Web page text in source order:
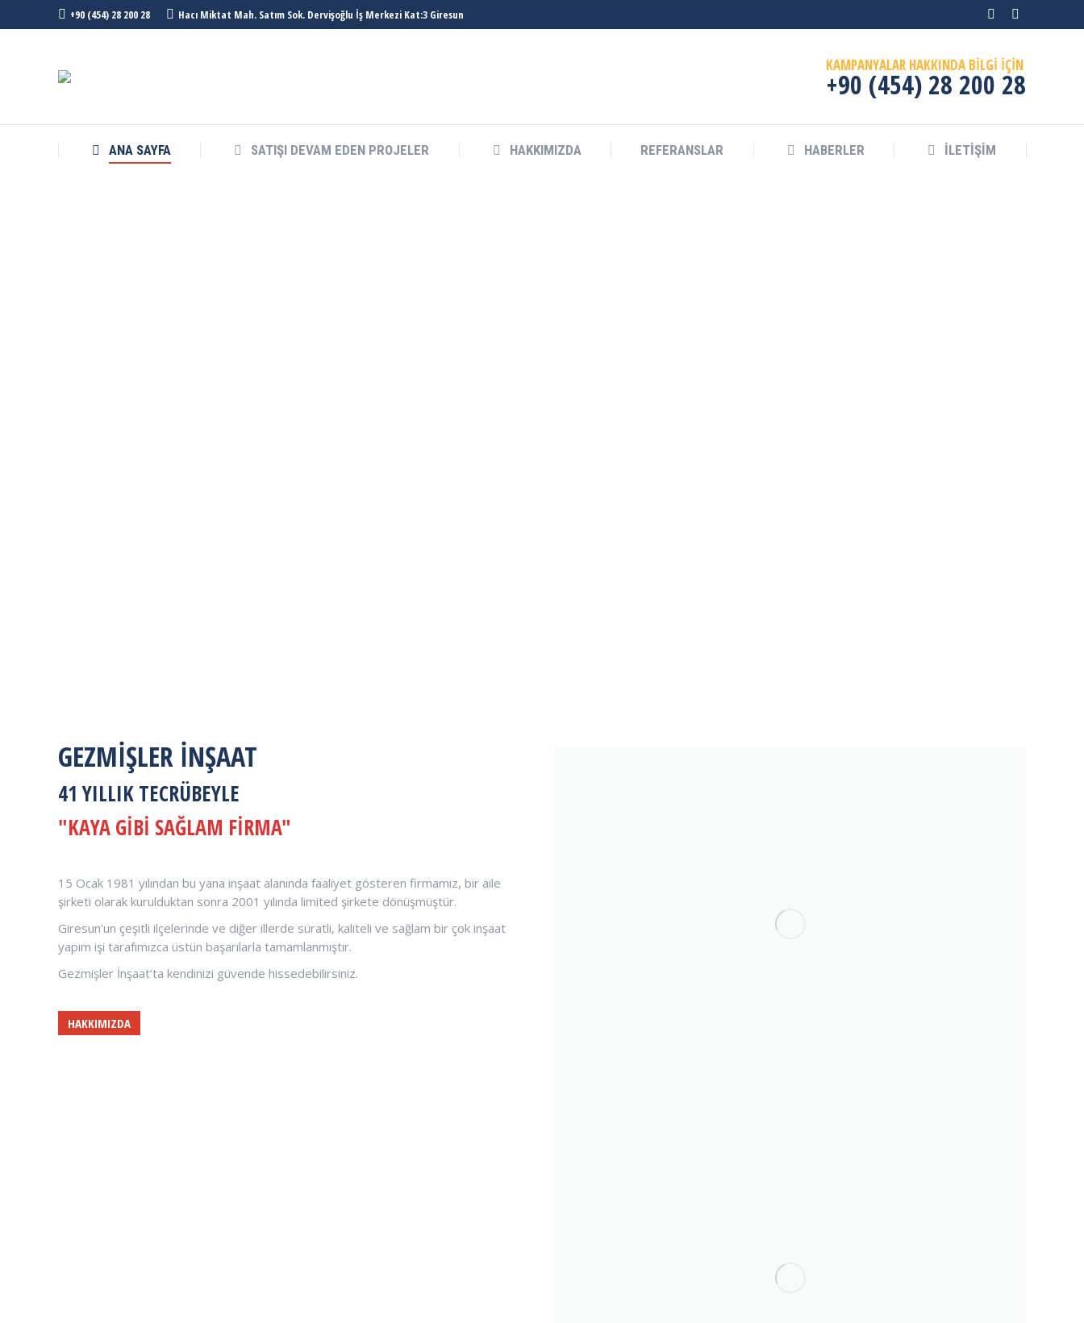
+90 (454) 28 200 28 Hacı Miktat Mah. Satım Sok. Dervişoğlu İş Merkezi Kat:3 Giresun
Facebook
opens
in
window
Instagram
opens
in
window
KAMPANYALAR HAKKINDA BİLGİ İÇİN
+90 (454) 28 200 28
ANA SAYFA SATIŞI DEVAM EDEN PROJELER HAKKIMIZDA REFERANSLAR HABERLER İLETIŞIM
GEZMIŞLER İNŞAAT
41 YILLIK TECRÜBEYLE
"KAYA GIBI SAĞLAM FIRMA"
15 Ocak 1981 yılından bu yana inşaat alanında faaliyet gösteren firmamız, bir aile
şirketi olarak kurulduktan sonra 2001 yılında limited şirkete dönüşmüştür.
Giresun’un çeşitli ilçelerinde ve diğer illerde süratli, kaliteli ve sağlam bir çok inşaat
yapım işi tarafımızca üstün başarılarla tamamlanmıştır.
Gezmişler İnşaat’ta kendinizi güvende hissedebilirsiniz.
HAKKIMIZDA